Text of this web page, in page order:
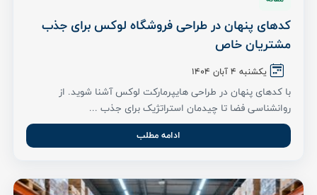
کدهای پنهان در طراحی فروشگاه لوکس برای جذب
مشتریان خاص
یکشنبه 4 آبان ۱۴۰۴
با کدهای پنهان در طراحی هایپرمارکت لوکس آشنا شوید. از
روانشناسی فضا تا چیدمان استراتژیک برای جذب ...
ادامه مطلب